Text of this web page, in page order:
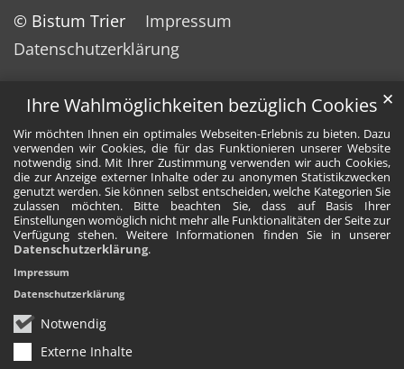
Ihre Wahlmöglichkeiten bezüglich Cookies
Wir möchten Ihnen ein optimales Webseiten-Erlebnis zu bieten. Dazu
verwenden wir Cookies, die für das Funktionieren unserer Website
notwendig sind. Mit Ihrer Zustimmung verwenden wir auch Cookies,
die zur Anzeige externer Inhalte oder zu anonymen Statistikzwecken
genutzt werden. Sie können selbst entscheiden, welche Kategorien Sie
zulassen möchten. Bitte beachten Sie, dass auf Basis Ihrer
Einstellungen womöglich nicht mehr alle Funktionalitäten der Seite zur
Verfügung stehen. Weitere Informationen finden Sie in unserer
Datenschutzerklärung.
Notwendig
Externe Inhalte
✕
Impressum
Datenschutzerklärung
© Bistum Trier
Impressum
Datenschutzerklärung